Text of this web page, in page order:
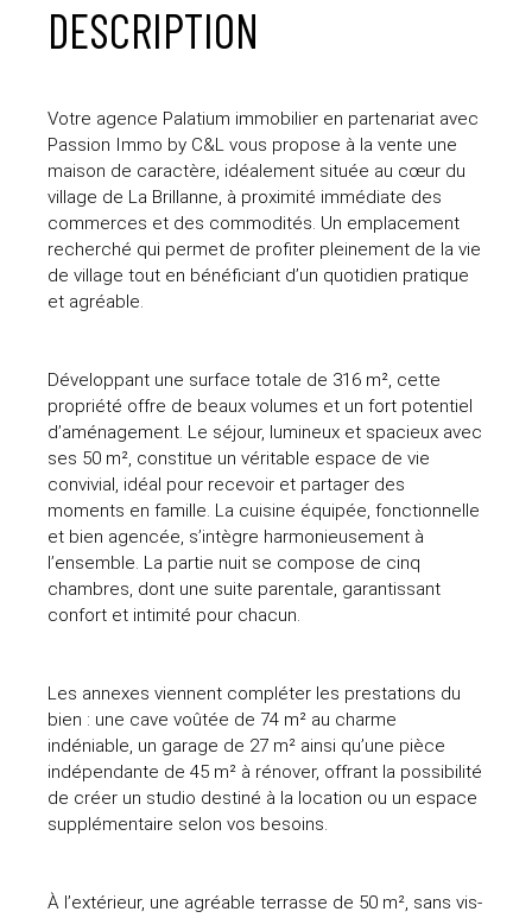
DESCRIPTION
Votre agence Palatium immobilier en partenariat avec
Passion Immo by C&L vous propose à la vente une
maison de caractère, idéalement située au cœur du
village de La Brillanne, à proximité immédiate des
commerces et des commodités. Un emplacement
recherché qui permet de profiter pleinement de la vie
de village tout en bénéficiant d’un quotidien pratique
et agréable.
Développant une surface totale de 316 m², cette
propriété offre de beaux volumes et un fort potentiel
d’aménagement. Le séjour, lumineux et spacieux avec
ses 50 m², constitue un véritable espace de vie
convivial, idéal pour recevoir et partager des
moments en famille. La cuisine équipée, fonctionnelle
et bien agencée, s’intègre harmonieusement à
l’ensemble. La partie nuit se compose de cinq
chambres, dont une suite parentale, garantissant
confort et intimité pour chacun.
Les annexes viennent compléter les prestations du
bien : une cave voûtée de 74 m² au charme
indéniable, un garage de 27 m² ainsi qu’une pièce
indépendante de 45 m² à rénover, offrant la possibilité
de créer un studio destiné à la location ou un espace
supplémentaire selon vos besoins.
À l’extérieur, une agréable terrasse de 50 m², sans vis-